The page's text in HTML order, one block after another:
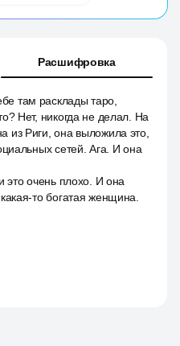
Расшифровка
там расклады таро,
Нет, никогда не делал. На
из Риги, она выложила это,
сетей. Ага. И она
это очень плохо. И она
то богатая женщина.